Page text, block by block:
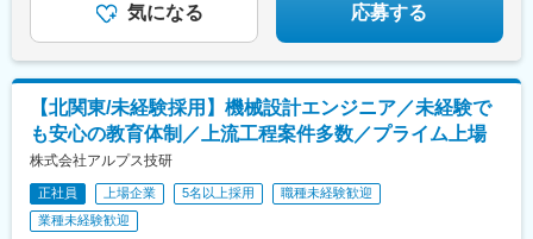
気になる 応募する
【北関東/未経験採用】機械設計エンジニア／未経験で
も安心の教育体制／上流工程案件多数／プライム上場
株式会社アルプス技研
正社員 上場企業 5名以上採用
職種未経験歓迎
業種未経験歓迎